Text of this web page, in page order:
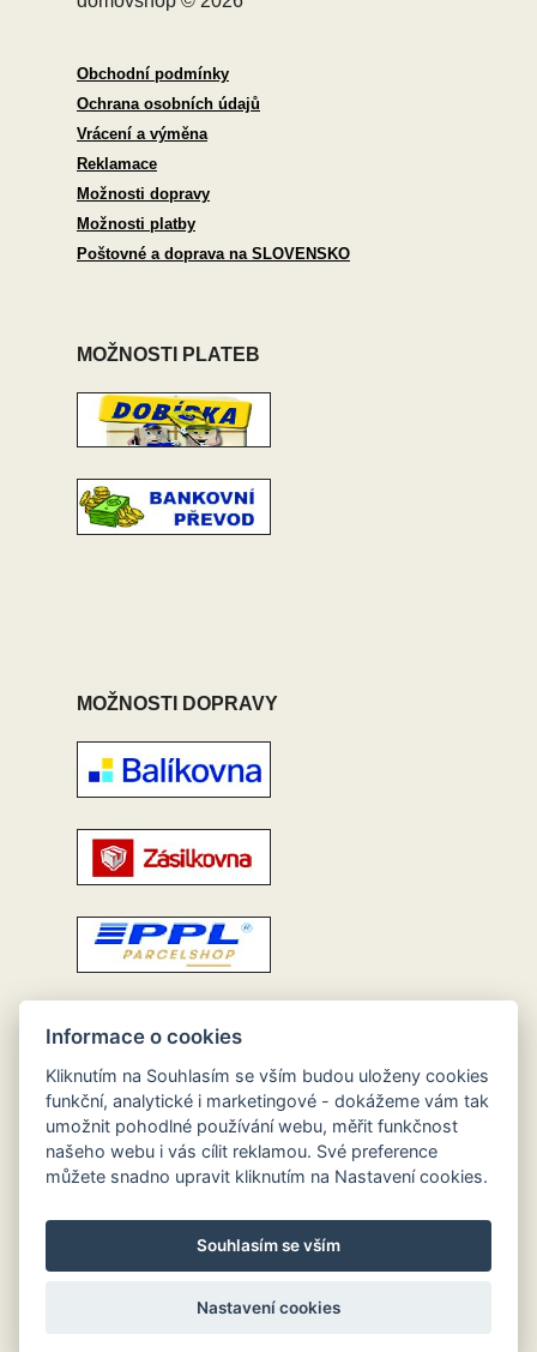
Obchodní podmínky
Ochrana osobních údajů
Vrácení a výměna
Reklamace
Možnosti dopravy
Možnosti platby
Poštovné a doprava na SLOVENSKO
MOŽNOSTI PLATEB
MOŽNOSTI DOPRAVY
Informace o cookies
Kliknutím na Souhlasím se vším budou uloženy cookies
funkční, analytické i marketingové - dokážeme vám tak
umožnit pohodlné používání webu, měřit funkčnost
našeho webu i vás cílit reklamou. Své preference
můžete snadno upravit kliknutím na Nastavení cookies.
Souhlasím se vším
Nastavení cookies